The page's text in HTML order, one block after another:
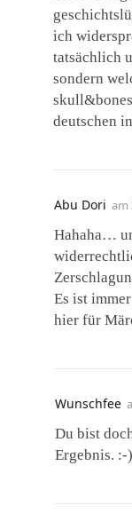
ich
tatsächlich
sondern
deutschen
Abu Dori am
Hahaha…
Es ist
hier für
Wunschfee
Du bist
Ergebnis. :-)